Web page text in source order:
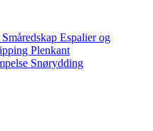
Småredskap Espalier og
Plenkant
Snørydding